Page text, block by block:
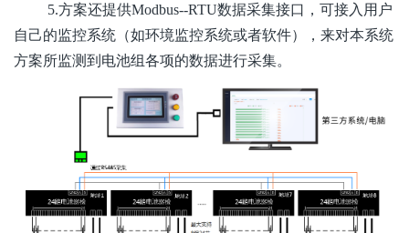
5.方案还提供Modbus--RTU数据采集接口，可接入用户
自己的监控系统（如环境监控系统或者软件），来对本系统
方案所监测到电池组各项的数据进行采集。